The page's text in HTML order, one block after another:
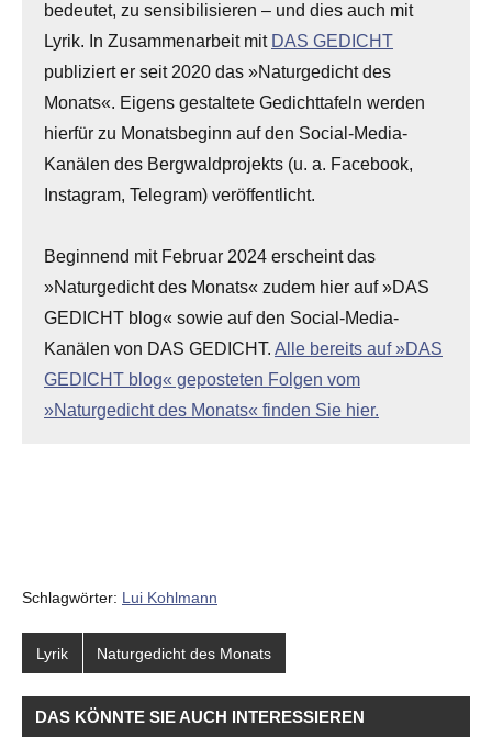
bedeutet, zu sensibilisieren – und dies auch mit
Lyrik. In Zusammenarbeit mit DAS GEDICHT
publiziert er seit 2020 das »Naturgedicht des
Monats«. Eigens gestaltete Gedichttafeln werden
hierfür zu Monatsbeginn auf den Social-Media-
Kanälen des Bergwaldprojekts (u. a. Facebook,
Instagram, Telegram) veröffentlicht.
Beginnend mit Februar 2024 erscheint das
»Naturgedicht des Monats« zudem hier auf »DAS
GEDICHT blog« sowie auf den Social-Media-
Kanälen von DAS GEDICHT. Alle bereits auf »DAS
GEDICHT blog« geposteten Folgen vom
»Naturgedicht des Monats« finden Sie hier.
Schlagwörter: Lui Kohlmann
Lyrik Naturgedicht des Monats
DAS KÖNNTE SIE AUCH INTERESSIEREN